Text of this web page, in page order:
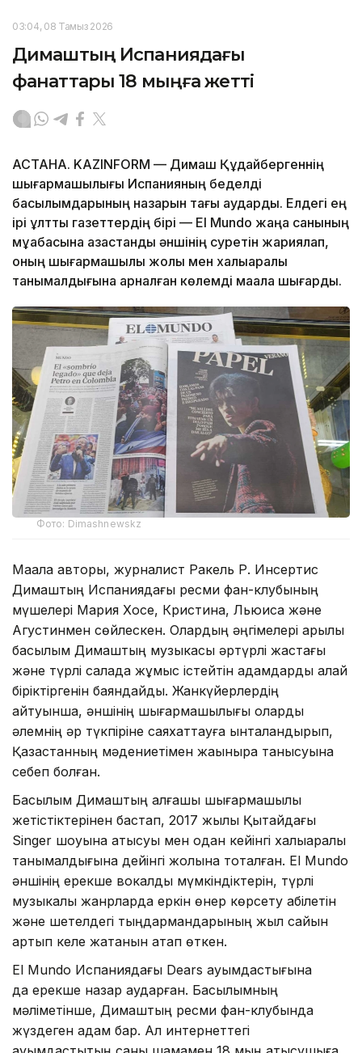
03:04, 08 Тамыз 2026
Димаштың Испаниядағы
фанаттары 18 мыңға жетті
АСТАНА. KAZINFORM — Димаш Құдайбергеннің
шығармашылығы Испанияның беделді
басылымдарының назарын тағы аударды. Елдегі ең
ірі ұлттық газеттердің бірі — El Mundo жаңа санының
мұқабасына қазақстандық әншінің суретін жариялап,
оның шығармашылық жолы мен халықаралық
танымалдығына арналған көлемді мақала шығарды.
Фото: Dimashnewskz
Мақала авторы, журналист Ракель Р. Инсертис
Димаштың Испаниядағы ресми фан-клубының
мүшелері Мария Хосе, Кристина, Льюиса және
Агустинмен сөйлескен. Олардың әңгімелері арқылы
басылым Димаштың музыкасы әртүрлі жастағы
және түрлі салада жұмыс істейтін адамдарды қалай
біріктіргенін баяндайды. Жанкүйерлердің
айтуынша, әншінің шығармашылығы оларды
әлемнің әр түкпіріне саяхаттауға ынталандырып,
Қазақстанның мәдениетімен жақынырақ танысуына
себеп болған.
Басылым Димаштың алғашқы шығармашылық
жетістіктерінен бастап, 2017 жылы Қытайдағы
Singer шоуына қатысуы мен одан кейінгі халықаралық
танымалдығына дейінгі жолына тоқталған. El Mundo
әншінің ерекше вокалдық мүмкіндіктерін, түрлі
музыкалық жанрларда еркін өнер көрсету қабілетін
және шетелдегі тыңдармандарының жыл сайын
артып келе жатқанын атап өткен.
El Mundo Испаниядағы Dears қауымдастығына
да ерекше назар аударған. Басылымның
мәліметінше, Димаштың ресми фан-клубында
жүздеген адам бар. Ал интернеттегі